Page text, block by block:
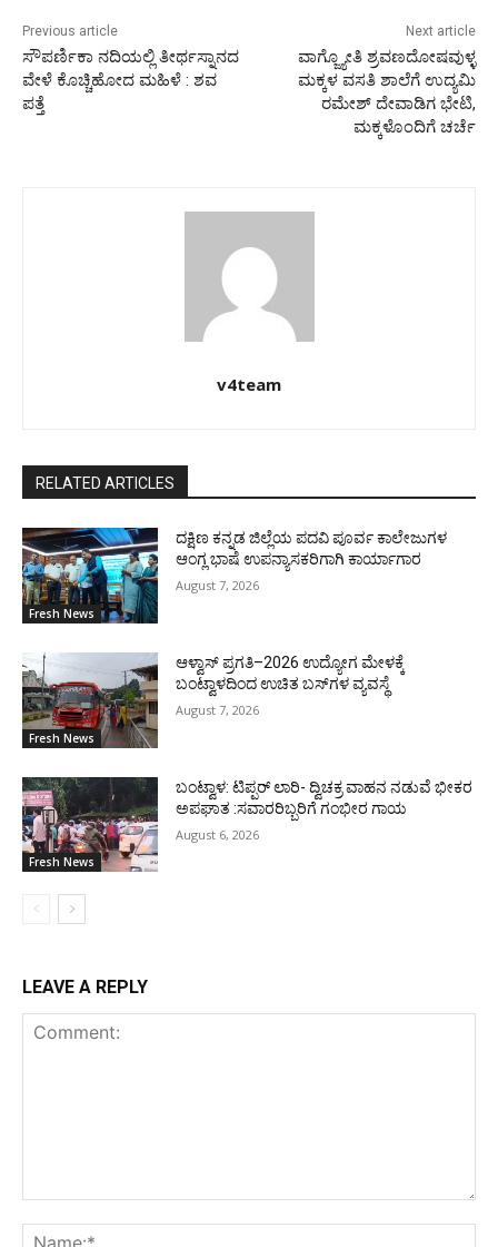
Previous article
ಸೌಪರ್ಣಿಕಾ ನದಿಯಲ್ಲಿ ತೀರ್ಥಸ್ನಾನದ
ವೇಳೆ ಕೊಚ್ಚಿಹೋದ ಮಹಿಳೆ : ಶವ
ಪತ್ತೆ
Next article
ವಾಗ್ಜ್ಯೋತಿ ಶ್ರವಣದೋಷವುಳ್ಳ
ಮಕ್ಕಳ ವಸತಿ ಶಾಲೆಗೆ ಉದ್ಯಮಿ
ರಮೇಶ್ ದೇವಾಡಿಗ ಭೇಟಿ,
ಮಕ್ಕಳೊಂದಿಗೆ ಚರ್ಚೆ
v4team
RELATED ARTICLES
Fresh News
ದಕ್ಷಿಣ ಕನ್ನಡ ಜಿಲ್ಲೆಯ ಪದವಿ ಪೂರ್ವ ಕಾಲೇಜುಗಳ
ಆಂಗ್ಲ ಭಾಷೆ ಉಪನ್ಯಾಸಕರಿಗಾಗಿ ಕಾರ್ಯಾಗಾರ
August 7, 2026
Fresh News
ಆಳ್ವಾಸ್ ಪ್ರಗತಿ–2026 ಉದ್ಯೋಗ ಮೇಳಕ್ಕೆ
ಬಂಟ್ವಾಳದಿಂದ ಉಚಿತ ಬಸ್‌ಗಳ ವ್ಯವಸ್ಥೆ
August 7, 2026
Fresh News
ಬಂಟ್ವಾಳ: ಟಿಪ್ಪರ್ ಲಾರಿ- ದ್ವಿಚಕ್ರ ವಾಹನ ನಡುವೆ ಭೀಕರ
ಅಪಘಾತ :ಸವಾರರಿಬ್ಬರಿಗೆ ಗಂಭೀರ ಗಾಯ
August 6, 2026
LEAVE A REPLY